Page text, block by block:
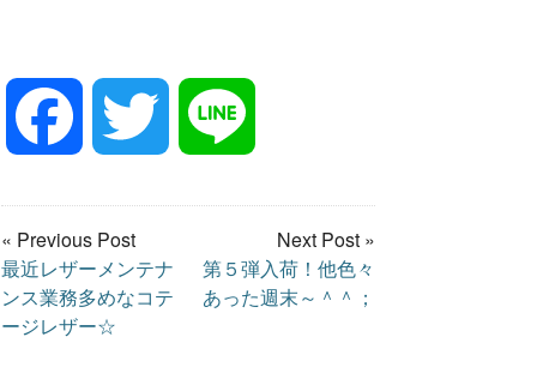
c i n
« Previous Post
最近レザーメンテナ
ンス業務多めなコテ
ージレザー☆
Next Post »
第５弾入荷！他色々
あった週末～＾＾；